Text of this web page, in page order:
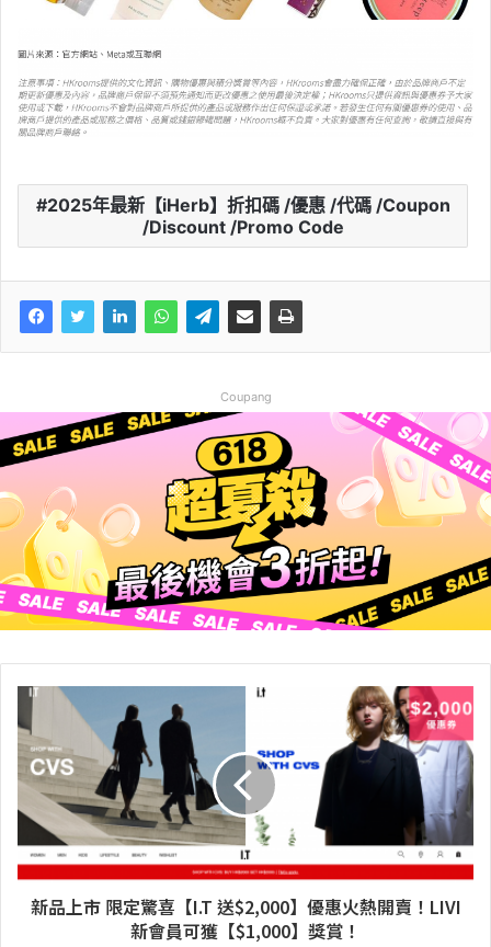
2025年最新【iHerb】折扣碼 /優惠 /代碼 /Coupon
/Discount /Promo Code
Coupang
新品上市 限定驚喜【I.T 送$2,000】優惠火熱開賣！LIVI
新會員可獲【$1,000】獎賞！